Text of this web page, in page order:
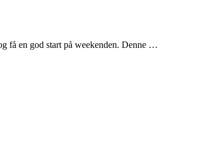
få en god start på weekenden. Denne …